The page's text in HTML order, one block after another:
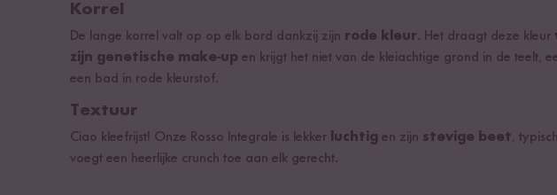
Korrel
De lange korrel valt op op elk bord dankzij zijn rode kleur. Het draagt deze kleur
zijn genetische make-up en krijgt het niet van de kleiachtige grond in de teelt,
een bad in rode kleurstof.
Textuur
Ciao kleefrijst! Onze Rosso Integrale is lekker luchtig en zijn stevige beet,
voegt een heerlijke crunch toe aan elk gerecht.